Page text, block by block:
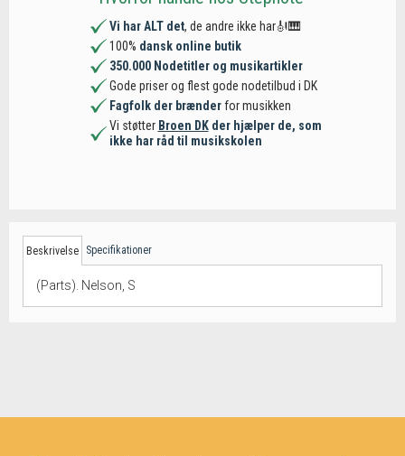
Vi har ALT det, de andre ikke har🎻🎹
100% dansk online butik
350.000 Nodetitler og musikartikler
Gode priser og flest gode nodetilbud i DK
Fagfolk der brænderfor musikken
Vi støtter Broen DKder hjælper de, som
ikke har råd til musikskolen
Beskrivelse Specifikationer
(Parts). Nelson, S